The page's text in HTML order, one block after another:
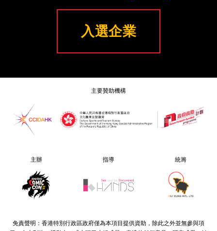
入選企業
主要贊助機構
主辦 指導 統籌
免責聲明：香港特別行政區政府僅為本項目提供資助，除此之外並無參與項